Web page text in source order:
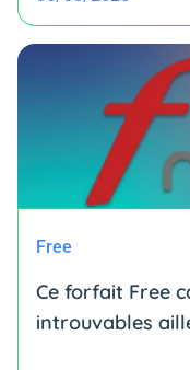
Free
Ce forfait Free
introuvables